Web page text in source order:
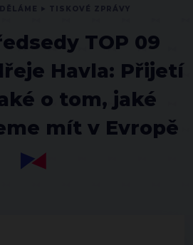
TOP 09
Havla: Přijetí
o tom, jaké
mít v Evropě